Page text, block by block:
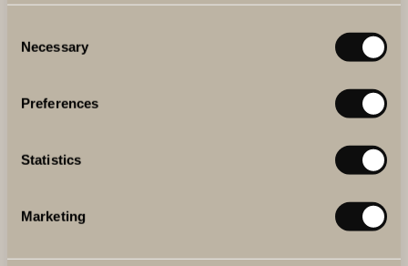
Selection
Necessary
Preferences
Statistics
Marketing
världen som exempelvis medelhavsområdet och